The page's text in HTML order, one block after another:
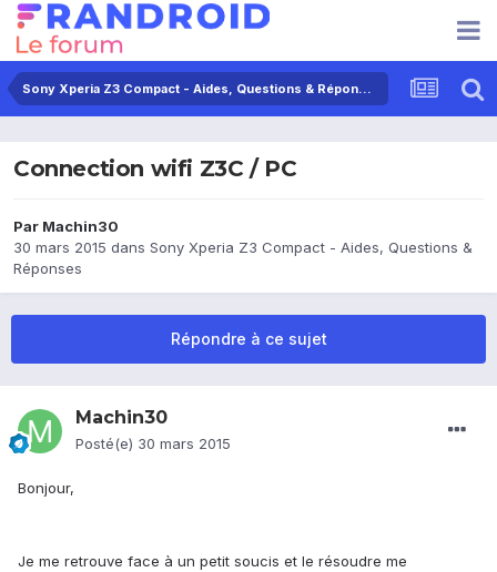
Sony Xperia Z3 Compact - Aides, Questions & Réponses
Connection wifi Z3C / PC
Par Machin30
30 mars 2015 dans Sony Xperia Z3 Compact - Aides, Questions &
Réponses
Répondre à ce sujet
Machin30
Posté(e) 30 mars 2015
Bonjour,
Je me retrouve face à un petit soucis et le résoudre me